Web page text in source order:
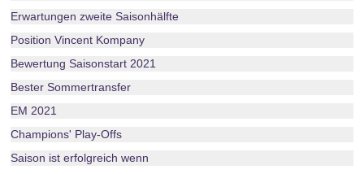
Erwartungen zweite Saisonhälfte
Position Vincent Kompany
Bewertung Saisonstart 2021
Bester Sommertransfer
EM 2021
Champions' Play-Offs
Saison ist erfolgreich wenn